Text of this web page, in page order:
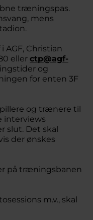
træningspas.
mens
Christian
eller ctp@agf-
og
for enten 3F
og trænere til
interviews
slut. Det skal
der ønskes
på træningsbanen
m.v., skal